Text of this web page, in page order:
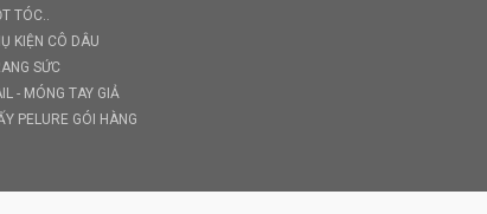
TÓC..
KIỆN CÔ DÂU
SỨC
- MÓNG TAY GIẢ
PELURE GÓI HÀNG